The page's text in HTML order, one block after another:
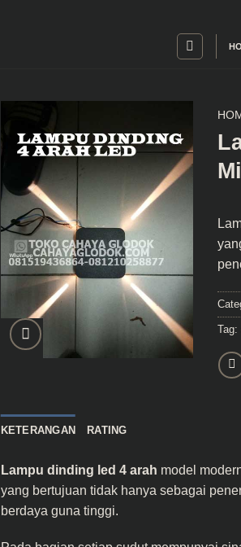
Tag:
KETERANGAN RATING
Lampu dinding led 4 arah model
yang bertujuan tidak hanya sebagai
berdaya guna tinggi.